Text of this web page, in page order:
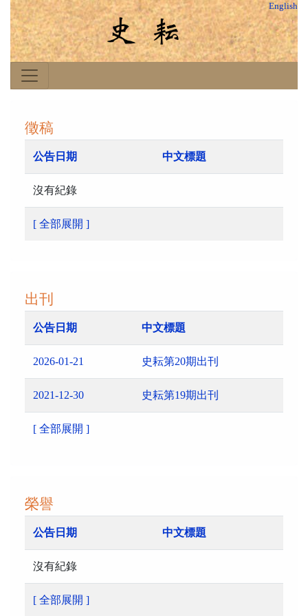
English
徵稿
公告日期 中文標題
沒有紀錄
[ 全部展開 ]
出刊
公告日期 中文標題
2026-01-21 史耘第20期出刊
2021-12-30 史耘第19期出刊
[ 全部展開 ]
榮譽
公告日期 中文標題
沒有紀錄
[ 全部展開 ]